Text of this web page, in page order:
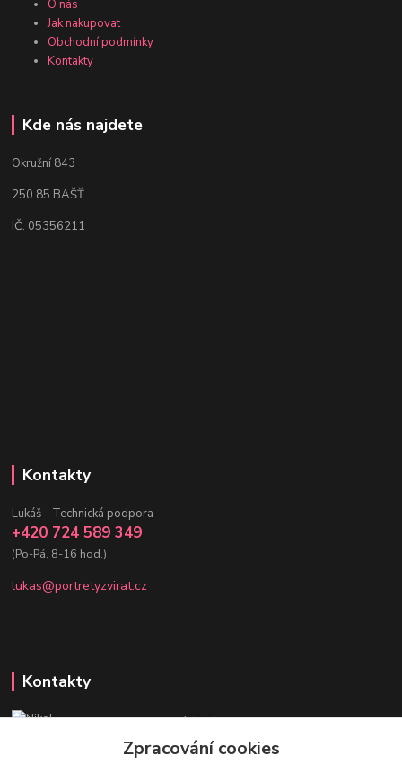
O nás
Jak nakupovat
Obchodní podmínky
Kontakty
Kde nás najdete
Okružní 843
250 85 BAŠŤ
IČ: 05356211
Kontakty
Lukáš - Technická podpora
+420 724 589 349
(Po-Pá, 8-16 hod.)
lukas@portretyzvirat.cz
Kontakty
Nikol - Srdce Portrétů zvířat
+420 736 432 678
(Po-Pá, 8-16 hod.)
Zpracování cookies